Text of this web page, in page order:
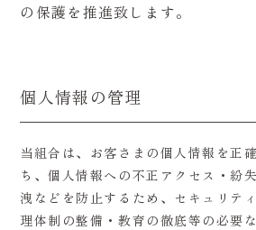
の保護を推進致します。
個人情報の管理
当組合は、お客さまの個人情報を正
ち、個人情報への不正アクセス・紛
洩などを防止するため、セキュリテ
理体制の整備・教育の徹底等の必要